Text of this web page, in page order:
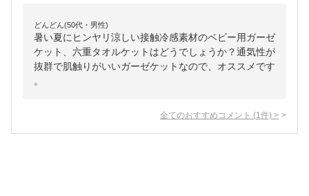
どんどん(50代・男性)
暑い夏にヒンヤリ涼しい接触冷感素材のベビー用ガーゼ
ケット、六重タオルケットはどうでしょうか？通気性が
抜群で肌触りがいいガーゼケットなので、オススメです
。
全てのおすすめコメント (1 件) >